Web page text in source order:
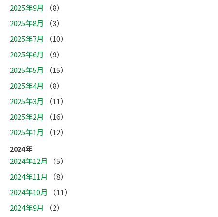
2025年9月
（8）
2025年8月
（3）
2025年7月
（10）
2025年6月
（9）
2025年5月
（15）
2025年4月
（8）
2025年3月
（11）
2025年2月
（16）
2025年1月
（12）
2024年
2024年12月
（5）
2024年11月
（8）
2024年10月
（11）
2024年9月
（2）